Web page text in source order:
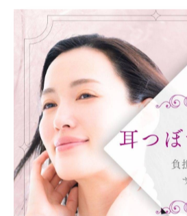
カテゴリー
全てのカテゴリー
ダイエット
健康
美容エステ
食欲